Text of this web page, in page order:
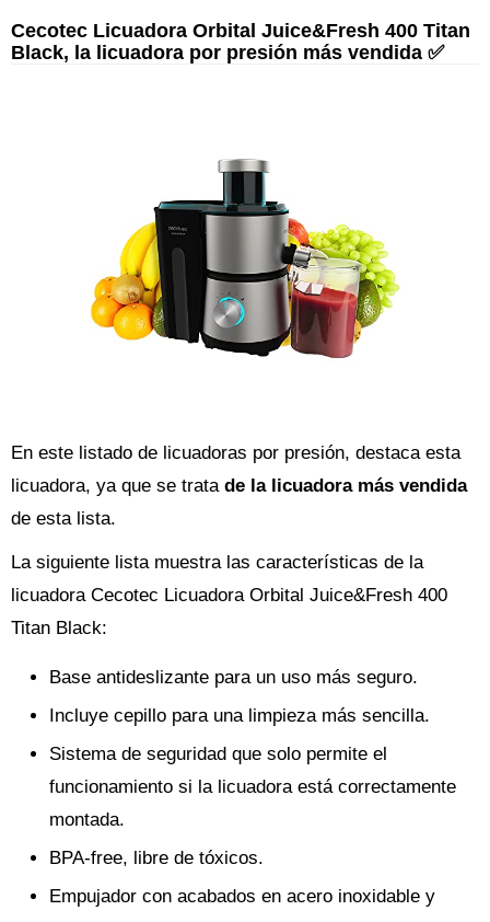
Cecotec Licuadora Orbital Juice&Fresh 400 Titan
Black, la licuadora por presión más vendida ✅
En este listado de licuadoras por presión, destaca esta
licuadora, ya que se trata de la licuadora más vendida
de esta lista.
La siguiente lista muestra las características de la
licuadora Cecotec Licuadora Orbital Juice&Fresh 400
Titan Black:
Base antideslizante para un uso más seguro.
Incluye cepillo para una limpieza más sencilla.
Sistema de seguridad que solo permite el
funcionamiento si la licuadora está correctamente
montada.
BPA-free, libre de tóxicos.
Empujador con acabados en acero inoxidable y